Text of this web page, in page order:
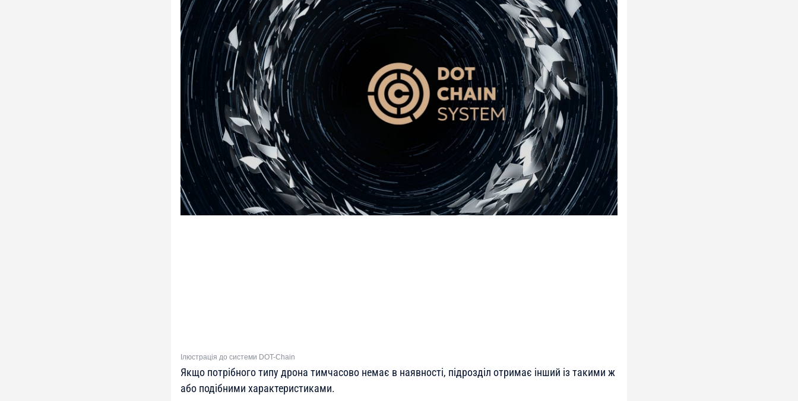
Ілюстрація до системи DOT-Chain
Якщо потрібного типу дрона тимчасово немає в наявності, підрозділ отримає інший із такими ж
або подібними характеристиками.